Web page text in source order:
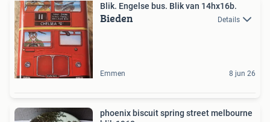
Blik. Engelse bus. Blik van 14hx16b.
Bieden Details
Emmen 8 jun 26
phoenix biscuit spring street melbourne